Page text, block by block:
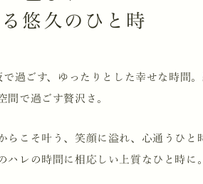
悠久のひと時
過ごす、ゆったりとした幸せな時間。
間で過ごす贅沢さ。
らこそ叶う、笑顔に溢れ、心通うひと
ハレの時間に相応しい上質なひと時に。